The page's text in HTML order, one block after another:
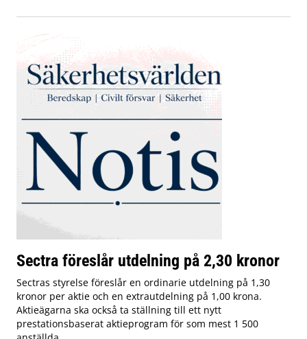
Sectra föreslår utdelning på 2,30 kronor
Sectras styrelse föreslår en ordinarie utdelning på 1,30
kronor per aktie och en extrautdelning på 1,00 krona.
Aktieägarna ska också ta ställning till ett nytt
prestationsbaserat aktieprogram för som mest 1 500